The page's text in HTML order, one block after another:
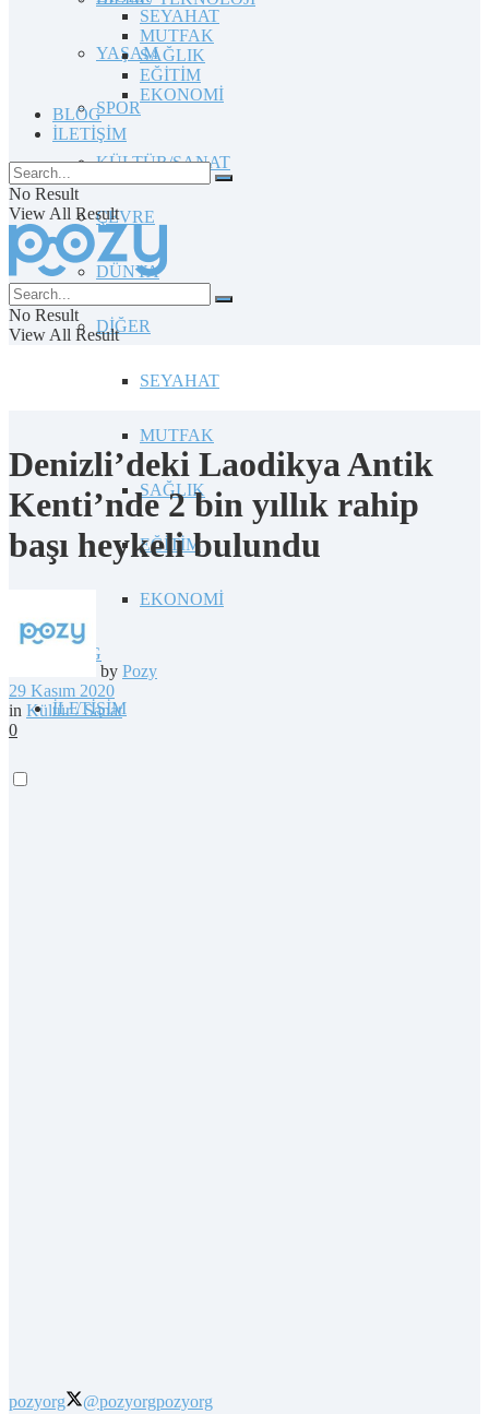
YAŞAM
SPOR
KÜLTÜR/SANAT
ÇEVRE
DÜNYA
DİĞER
SEYAHAT
MUTFAK
SAĞLIK
EĞİTİM
EKONOMİ
BLOG
İLETİŞİM
SEYAHAT
MUTFAK
SAĞLIK
EĞİTİM
EKONOMİ
BLOG
İLETİŞİM
No Result
View All Result
No Result
View All Result
Denizli’deki Laodikya Antik
Kenti’nde 2 bin yıllık rahip
başı heykeli bulundu
by Pozy
29 Kasım 2020
in Kültür / Sanat
0
pozyorg @pozyorgpozyorg